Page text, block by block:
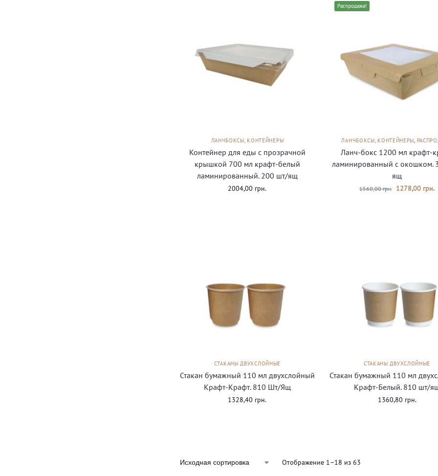
ЛАНЧБОКСЫ, КОНТЕЙНЕРЫ
Контейнер для еды с прозрачной
крышкой 700 мл крафт-белый
ламинированный. 200 шт/ящ
2004,00 грн.
Распродажа!
ЛАНЧБОКСЫ, КОНТЕЙНЕРЫ
Ланч-бокс 1200 мл крафт-
ламинированный с окошком.
ящ
1560,00грн. 1278,00 грн.
СТАКАНЫ ДВУХСЛОЙНЫЕ
Стакан бумажный 110 мл двухслойный
Крафт-Крафт. 810 Шт/Ящ
1328,40 грн.
СТАКАНЫ ДВУХСЛОЙНЫЕ
Стакан бумажный 110 мл
Крафт-Белый. 810 шт/
1360,80 грн.
Отображение 1–18 из 63